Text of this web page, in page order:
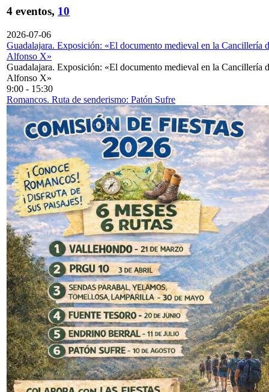
4 eventos, 10
2026-07-06
Guadalajara. Exposición: «El documento medieval en la Cancillería
Alfonso X»
Guadalajara. Exposición: «El documento medieval en la Cancillería
Alfonso X»
9:00 - 15:30
Romancos. Ruta de senderismo: Patón Sufre